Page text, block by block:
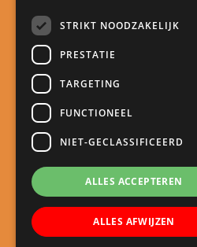
3401 CA
Snel
Meld je kind
Roosters
Nieuws
STRIKT NOODZAKELIJK
PRESTATIE
TARGETING
FUNCTIONEEL
NIET-GECLASSIFICEERD
ALLES ACCEPTEREN
ALLES AFWIJZEN